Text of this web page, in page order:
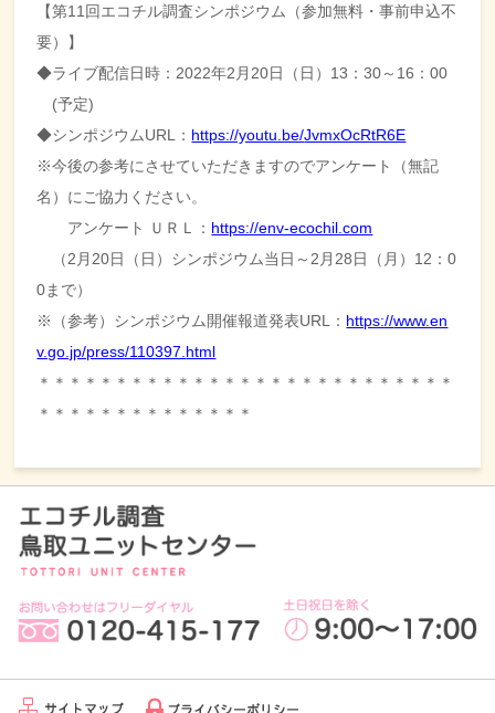
【第11回エコチル調査シンポジウム（参加無料・事前申込不
要） 】
◆ライブ配信日時：2022年2月20日（日）13：30～ 16：00
(予定)
◆シンポジウムURL： https://youtu.be/JvmxOcRtR6E
※今後の参考にさせていただきますのでアンケート（無記
名） にご協力ください。
アンケート ＵＲＬ： https://env-ecochil.com
（2月20日（日）シンポジウム当日～2月28日（月）12：0
0まで）
※（参考）シンポジウム開催報道発表URL： https://www.en
v.go.jp/press/110397. html
＊＊＊＊＊＊＊＊＊＊＊＊＊＊＊＊＊＊＊＊＊＊＊＊＊＊＊
＊＊＊ ＊＊＊＊＊＊＊＊＊＊＊